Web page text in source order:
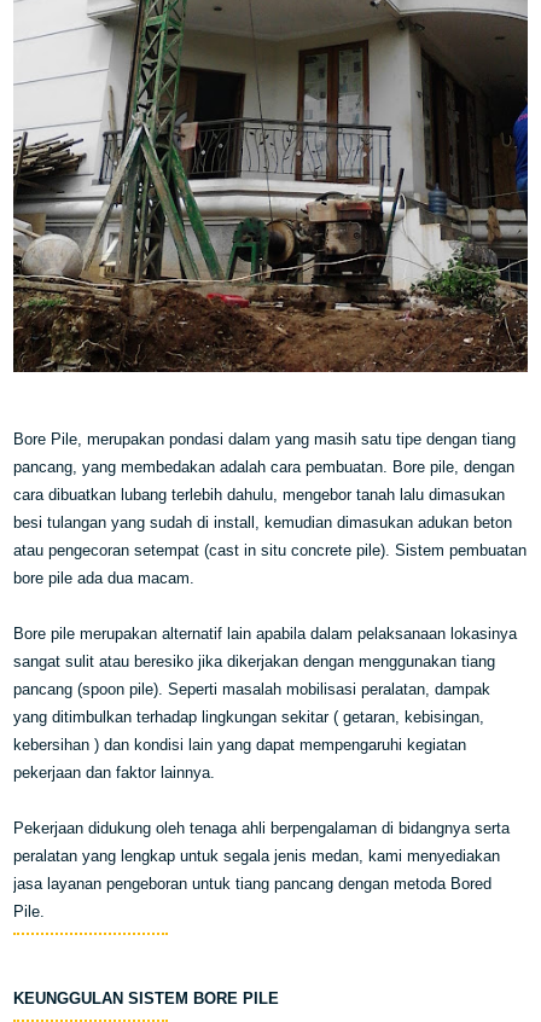
Bore Pile, merupakan pondasi dalam yang masih satu tipe dengan tiang
pancang, yang membedakan adalah cara pembuatan. Bore pile, dengan
cara dibuatkan lubang terlebih dahulu, mengebor tanah lalu dimasukan
besi tulangan yang sudah di install, kemudian dimasukan adukan beton
atau pengecoran setempat (cast in situ concrete pile). Sistem pembuatan
bore pile ada dua macam.
Bore pile merupakan alternatif lain apabila dalam pelaksanaan lokasinya
sangat sulit atau beresiko jika dikerjakan dengan menggunakan tiang
pancang (spoon pile). Seperti masalah mobilisasi peralatan, dampak
yang ditimbulkan terhadap lingkungan sekitar ( getaran, kebisingan,
kebersihan ) dan kondisi lain yang dapat mempengaruhi kegiatan
pekerjaan dan faktor lainnya.
Pekerjaan didukung oleh tenaga ahli berpengalaman di bidangnya serta
peralatan yang lengkap untuk segala jenis medan, kami menyediakan
jasa layanan pengeboran untuk tiang pancang dengan metoda Bored
Pile.
KEUNGGULAN SISTEM BORE PILE